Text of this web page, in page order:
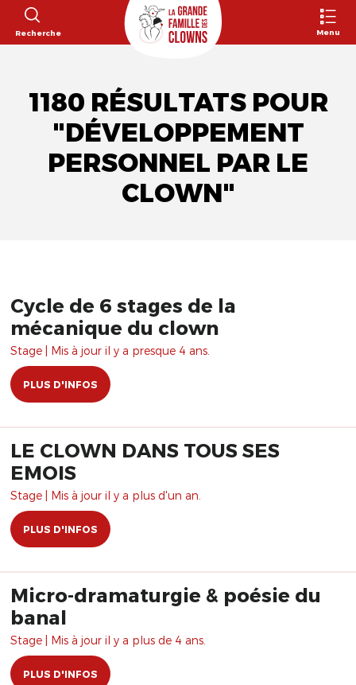
Recherche Menu
1180 RÉSULTATS POUR
"DÉVELOPPEMENT
PERSONNEL PAR LE
CLOWN"
Cycle de 6 stages de la
mécanique du clown
Stage | Mis à jour il y a presque 4 ans.
PLUS D'INFOS
LE CLOWN DANS TOUS SES
EMOIS
Stage | Mis à jour il y a plus d'un an.
PLUS D'INFOS
Micro-dramaturgie & poésie du
banal
Stage | Mis à jour il y a plus de 4 ans.
PLUS D'INFOS